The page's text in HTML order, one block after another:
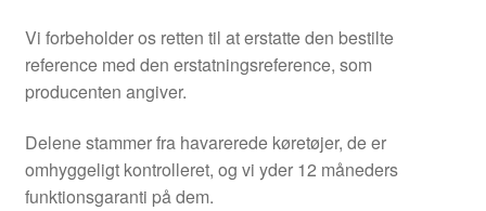
Vi forbeholder os retten til at erstatte den bestilte
reference med den erstatningsreference, som
producenten angiver.
Delene stammer fra havarerede køretøjer, de er
omhyggeligt kontrolleret, og vi yder 12 måneders
funktionsgaranti på dem.